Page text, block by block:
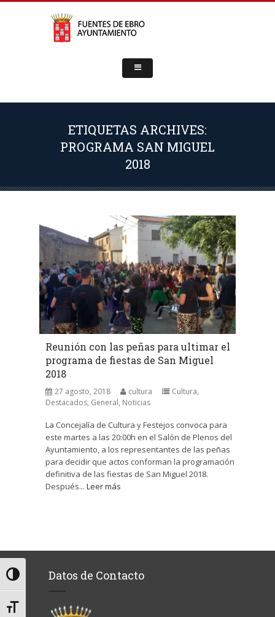
Alternar alto contraste
Alternar tamaño de letra
ETIQUETAS ARCHIVES:
PROGRAMA SAN MIGUEL
2018
Reunión con las peñas para ultimar el
programa de fiestas de San Miguel
2018
27 agosto, 2018 cultura Cultura,
Destacados, General, Noticias
La Concejalía de Cultura y Festejos convoca para
este martes a las 20:00h en el Salón de Plenos del
Ayuntamiento, a los representantes de las peñas
para decidir que actos conforman la programación
definitiva de las fiestas de San Miguel 2018.
Después... Leer más
Datos de Contacto